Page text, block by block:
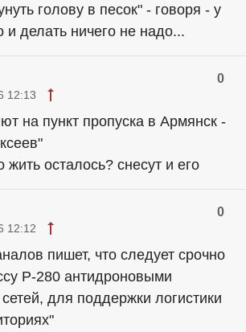
голову в песок" - говоря - у
и делать ничего не надо...
0
12:13
на пункт пропуска в Армянск -
жить осталось? снесут и его
0
12:12
пишет, что следует срочно
Р-280 антидроновыми
для поддержки логистики